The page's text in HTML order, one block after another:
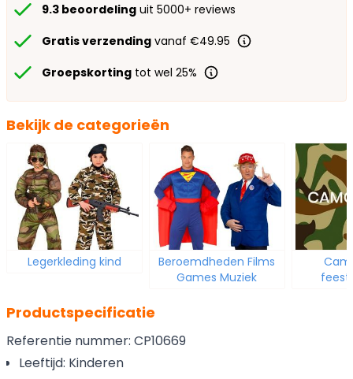
9.3 beoordeling uit 5000+ reviews
Gratis verzending vanaf €49.95
Groepskorting tot wel 25%
Bekijk de categorieën
Legerkleding kind
Beroemdheden Films
Games Muziek
Productspecificatie
Referentie nummer: CP10669
Leeftijd: Kinderen